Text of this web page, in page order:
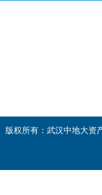
版权所有：武汉中地大